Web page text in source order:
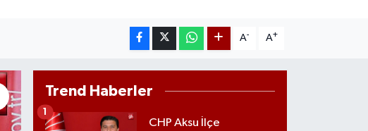
A- A+
Trend Haberler
CHP Aksu İlçe
1